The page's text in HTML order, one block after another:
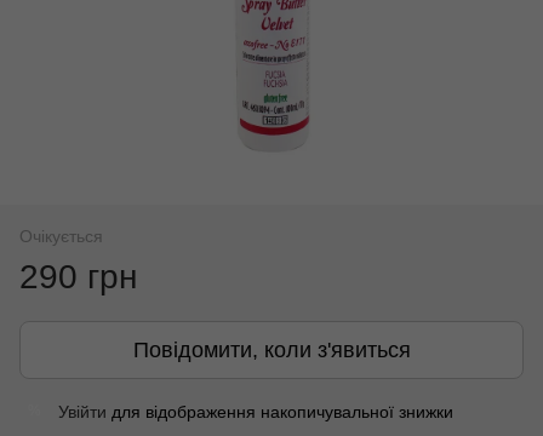
Очікується
290 грн
Повідомити, коли з'явиться
Увійти для відображення накопичувальної знижки